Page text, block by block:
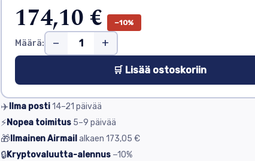
174,10 € −10%
Määrä: − +
🛒 Lisää ostoskoriin
✈️Ilma posti14–21 päivää
⚡Nopea toimitus 5–9 päivää
🎁Ilmainen Airmailalkaen 173,05 €
🔒Kryptovaluutta-alennus −10%